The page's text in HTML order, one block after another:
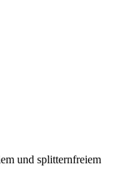
und splitternfreiem